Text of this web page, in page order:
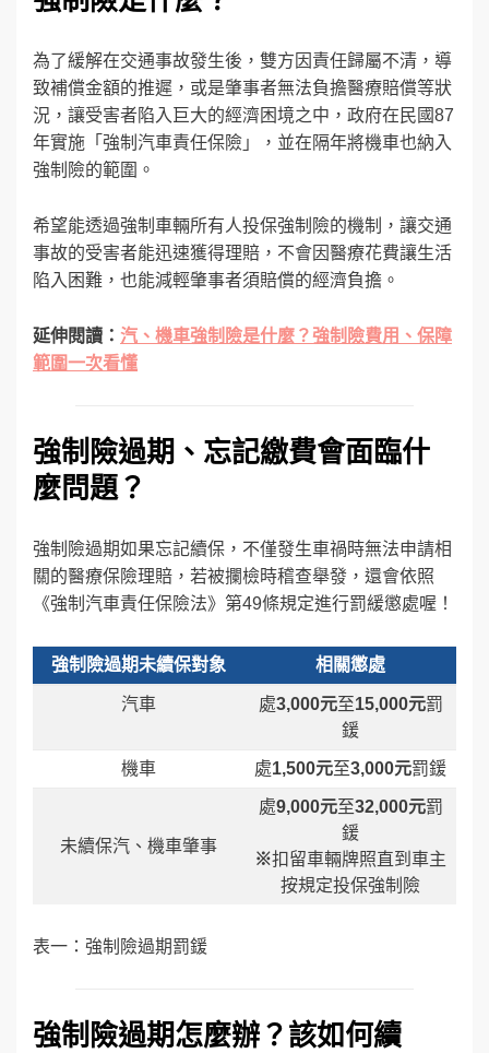
為了緩解在交通事故發生後，雙方因責任歸屬不清，導
致補償金額的推遲，或是肇事者無法負擔醫療賠償等狀
況，讓受害者陷入巨大的經濟困境之中，政府在民國87
年實施「強制汽車責任保險」，並在隔年將機車也納入
強制險的範圍。
希望能透過強制車輛所有人投保強制險的機制，讓交通
事故的受害者能迅速獲得理賠，不會因醫療花費讓生活
陷入困難，也能減輕肇事者須賠償的經濟負擔。
延伸閱讀： 汽、機車強制險是什麼？強制險費用、保障
範圍一次看懂
強制險過期、忘記繳費會面臨什
麼問題？
強制險過期如果忘記續保，不僅發生車禍時無法申請相
關的醫療保險理賠，若被攔檢時稽查舉發，還會依照
《強制汽車責任保險法》第49條規定進行罰緩懲處喔！
強制險過期未續保對象 相關懲處
汽車 處3,000元至15,000元罰
鍰
機車 處1,500元至3,000元罰鍰
未續保汽、機車肇事
處9,000元至32,000元罰
鍰
※扣留車輛牌照直到車主
按規定投保強制險
表一：強制險過期罰鍰
強制險過期怎麼辦？該如何續